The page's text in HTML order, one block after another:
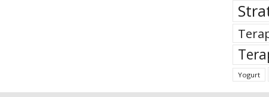
Yogurt